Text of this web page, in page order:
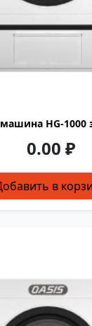
HG-1000
0.00 ₽
в